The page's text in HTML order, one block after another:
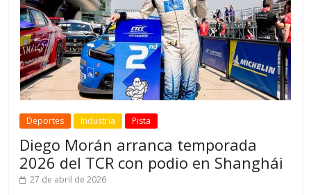
Deportes Industria Pista
Diego Morán arranca temporada
2026 del TCR con podio en Shanghái
27 de abril de 2026